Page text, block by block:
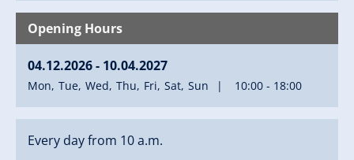
Opening Hours
04.12.2026 - 10.04.2027
Mon Tue Wed Thu Fri Sat Sun 10:00 - 18:00
Every day from 10 a.m.